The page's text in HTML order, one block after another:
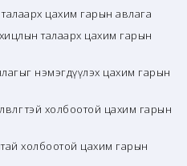
цахим гарын авлага
талаарх цахим гарын
нэмэгдүүлэх цахим гарын
холбоотой цахим гарын
холбоотой цахим гарын